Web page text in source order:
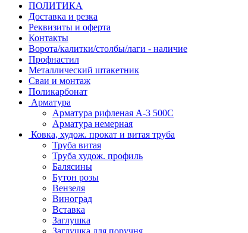
ПОЛИТИКА
Доставка и резка
Реквизиты и оферта
Контакты
Ворота/калитки/столбы/лаги - наличие
Профнастил
Металлический штакетник
Сваи и монтаж
Поликарбонат
Арматура
Арматура рифленая А-3 500С
Арматура немерная
Ковка, худож. прокат и витая труба
Труба витая
Труба худож. профиль
Балясины
Бутон розы
Вензеля
Виноград
Вставка
Заглушка